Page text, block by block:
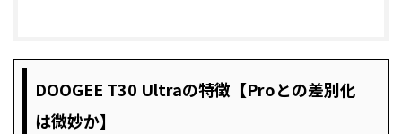
DOOGEE T30 Ultraの特徴【Proとの差別化
は微妙か】